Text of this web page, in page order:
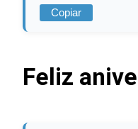
Copiar
Feliz